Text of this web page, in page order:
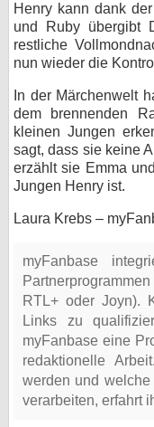
Henry kann dank
und Ruby übergibt
restliche
nun wieder die
In der Märchenwelt
dem brennenden
kleinen Jungen
sagt, dass sie keine
erzählt sie Emma
Jungen Henry ist.
Laura Krebs –
myFanbase
RTL+ oder Joyn).
Links zu
myFanbase eine
redaktionelle
werden und
verarbeiten, erfahrt